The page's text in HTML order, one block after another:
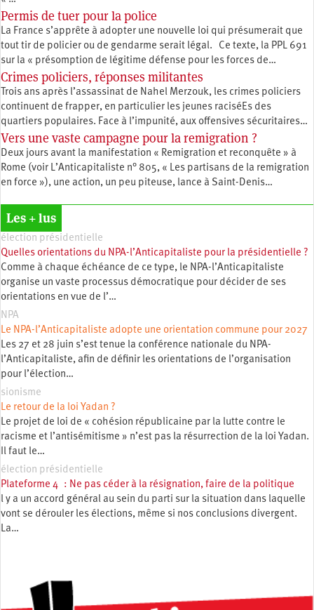
Permis de tuer pour la police
La France s’apprête à adopter une nouvelle loi qui présumerait que
tout tir de policier ou de gendarme serait légal. Ce texte, la PPL 691
sur la « présomption de légitime défense pour les forces de…
Crimes policiers, réponses militantes
Trois ans après l’assassinat de Nahel Merzouk, les crimes policiers
continuent de frapper, en particulier les jeunes raciséEs des
quartiers populaires. Face à l’impunité, aux offensives sécuritaires…
Vers une vaste campagne pour la remigration ?
Deux jours avant la manifestation « Remigration et reconquête » à
Rome (voir L’Anticapitaliste n° 805, « Les partisans de la remigration
en force »), une action, un peu piteuse, lance à Saint-Denis…
Les + lus
élection présidentielle
Quelles orientations du NPA-l’Anticapitaliste pour la présidentielle ?
Comme à chaque échéance de ce type, le NPA-l’Anticapitaliste
organise un vaste processus démocratique pour décider de ses
orientations en vue de l’…
NPA
Le NPA-l’Anticapitaliste adopte une orientation commune pour 2027
Les 27 et 28 juin s’est tenue la conférence nationale du NPA-
l’Anticapitaliste, afin de définir les orientations de l’organisation
pour l’élection…
sionisme
Le retour de la loi Yadan ?
Le projet de loi de « cohésion républicaine par la lutte contre le
racisme et l’antisémitisme » n’est pas la résurrection de la loi Yadan.
Il faut le…
élection présidentielle
Plateforme 4 : Ne pas céder à la résignation, faire de la politique
l y a un accord général au sein du parti sur la situation dans laquelle
vont se dérouler les élections, même si nos conclusions divergent.
La…